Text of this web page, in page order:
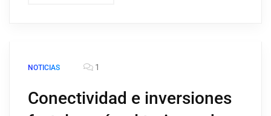
NOTICIAS 1
Conectividad e inversiones